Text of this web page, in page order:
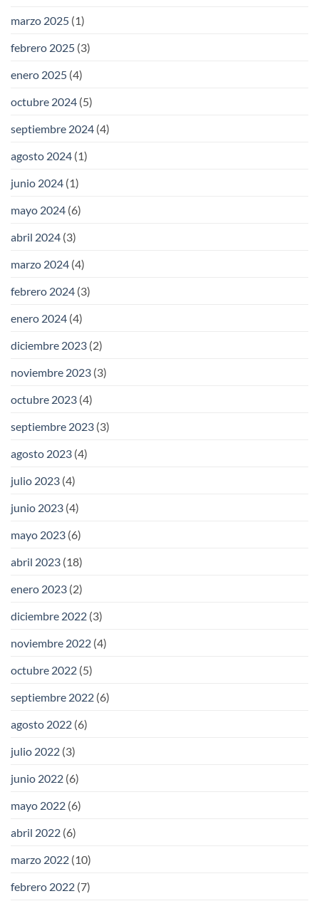
marzo 2025 (1)
febrero 2025 (3)
enero 2025 (4)
octubre 2024 (5)
septiembre 2024 (4)
agosto 2024 (1)
junio 2024 (1)
mayo 2024 (6)
abril 2024 (3)
marzo 2024 (4)
febrero 2024 (3)
enero 2024 (4)
diciembre 2023 (2)
noviembre 2023 (3)
octubre 2023 (4)
septiembre 2023 (3)
agosto 2023 (4)
julio 2023 (4)
junio 2023 (4)
mayo 2023 (6)
abril 2023 (18)
enero 2023 (2)
diciembre 2022 (3)
noviembre 2022 (4)
octubre 2022 (5)
septiembre 2022 (6)
agosto 2022 (6)
julio 2022 (3)
junio 2022 (6)
mayo 2022 (6)
abril 2022 (6)
marzo 2022 (10)
febrero 2022 (7)